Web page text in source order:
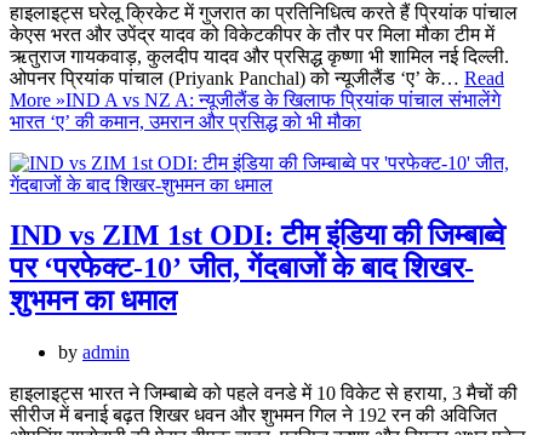
हाइलाइट्स घरेलू क्रिकेट में गुजरात का प्रतिनिधित्व करते हैं प्रियांक पांचाल
केएस भरत और उपेंद्र यादव को विकेटकीपर के तौर पर मिला मौका टीम में
ऋतुराज गायकवाड़, कुलदीप यादव और प्रसिद्ध कृष्णा भी शामिल नई दिल्ली.
ओपनर प्रियांक पांचाल (Priyank Panchal) को न्यूजीलैंड ‘ए’ के… Read
More »IND A vs NZ A: न्यूजीलैंड के खिलाफ प्रियांक पांचाल संभालेंगे
भारत ‘ए’ की कमान, उमरान और प्रसिद्ध को भी मौका
IND vs ZIM 1st ODI: टीम इंडिया की जिम्बाब्वे
पर ‘परफेक्ट-10’ जीत, गेंदबाजों के बाद शिखर-
शुभमन का धमाल
by admin
हाइलाइट्स भारत ने जिम्बाब्वे को पहले वनडे में 10 विकेट से हराया, 3 मैचों की
सीरीज में बनाई बढ़त शिखर धवन और शुभमन गिल ने 192 रन की अविजित